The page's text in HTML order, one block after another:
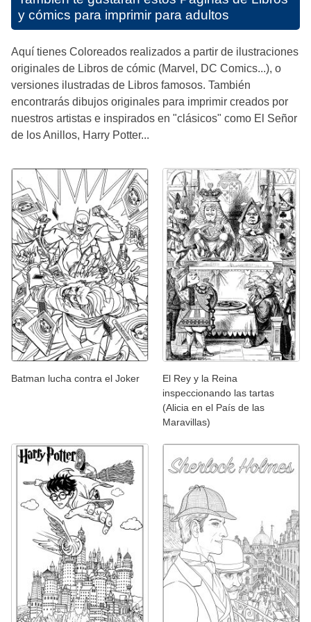
y cómics para imprimir para adultos
Aquí tienes Coloreados realizados a partir de ilustraciones
originales de Libros de cómic (Marvel, DC Comics...), o
versiones ilustradas de Libros famosos. También
encontrarás dibujos originales para imprimir creados por
nuestros artistas e inspirados en "clásicos" como El Señor
de los Anillos, Harry Potter...
Batman lucha contra el Joker
El Rey y la Reina
inspeccionando las tartas
(Alicia en el País de las
Maravillas)